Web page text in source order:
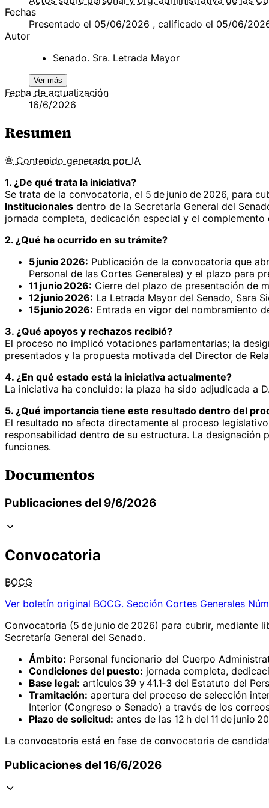
Fechas
Presentado el 05/06/2026 , calificado el 05/06/
Autor
Senado. Sra. Letrada Mayor
Ver más
Fecha de actualización
16/6/2026
Resumen
Contenido generado por IA
1. ¿De qué trata la iniciativa?
Se trata de la convocatoria, el 5 de junio de 2026, para
Institucionales dentro de la Secretaría General del
jornada completa, dedicación especial y el
2. ¿Qué ha ocurrido en su trámite?
5 junio 2026: Publicación de la convocatoria que
Personal de las Cortes Generales) y el plazo para
11 junio 2026: Cierre del plazo de presentación de
12 junio 2026: La Letrada Mayor del Senado, Sara
15 junio 2026: Entrada en vigor del nombramiento
3. ¿Qué apoyos y rechazos recibió?
El proceso no implicó votaciones parlamentarias; la
presentados y la propuesta motivada del Director de
4. ¿En qué estado está la iniciativa actualmente?
La iniciativa ha concluido: la plaza ha sido adjudicada a
5. ¿Qué importancia tiene este resultado dentro del
El resultado no afecta directamente al proceso
responsabilidad dentro de su estructura. La designación
funciones.
Documentos
Publicaciones del 9/6/2026
Convocatoria
BOCG
Ver boletín original BOCG. Sección Cortes Generales
Convocatoria (5 de junio de 2026) para cubrir, mediante
Secretaría General del Senado.
Ámbito: Personal funcionario del Cuerpo
Condiciones del puesto: jornada completa,
Base legal: artículos 39 y 41.1‑3 del Estatuto del
Tramitación: apertura del proceso de selección
Interior (Congreso o Senado) a través de los
Plazo de solicitud: antes de las 12 h del 11 de junio
La convocatoria está en fase de convocatoria de
Publicaciones del 16/6/2026